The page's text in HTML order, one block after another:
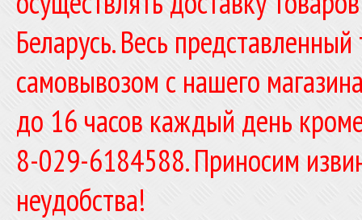
Беларусь. Весь
самовывозом с нашего
до 16 часов каждый день
8-029-6184588. Приносим
неудобства!